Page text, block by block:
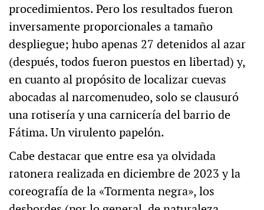
procedimientos. Pero los resultados fueron
inversamente proporcionales a tamaño
despliegue; hubo apenas 27 detenidos al azar
(después, todos fueron puestos en libertad) y,
en cuanto al propósito de localizar cuevas
abocadas al narcomenudeo, solo se clausuró
una rotisería y una carnicería del barrio de
Fátima. Un virulento papelón.
Cabe destacar que entre esa ya olvidada
ratonera realizada en diciembre de 2023 y la
coreografía de la «Tormenta negra», los